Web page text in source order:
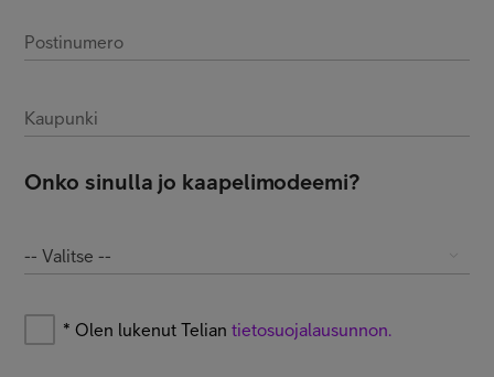
Postinumero
Kaupunki
Onko sinulla jo kaapelimodeemi?
-- Valitse --
* Olen lukenut Teliantietosuojalausunnon.